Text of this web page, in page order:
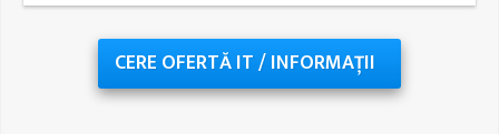
CERE OFERTĂ IT /INFORMAȚII